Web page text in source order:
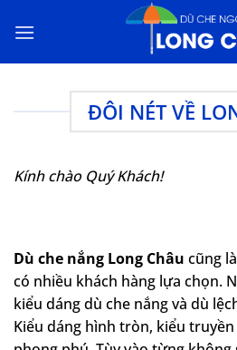
đến
ĐÔI NÉT VỀ
Kính chào Quý Khách!
Dù che nắng Long Châu cũng
có nhiều khách hàng lựa chọn.
kiểu dáng dù che nắng và dù
Kiểu dáng hình tròn, kiểu